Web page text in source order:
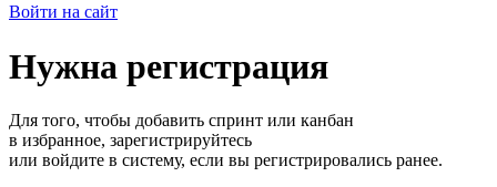
Войти на сайт
Нужна регистрация
Для того, чтобы добавить спринт или канбан
в избранное, зарегистрируйтесь
или войдите в систему, если вы регистрировались ранее.